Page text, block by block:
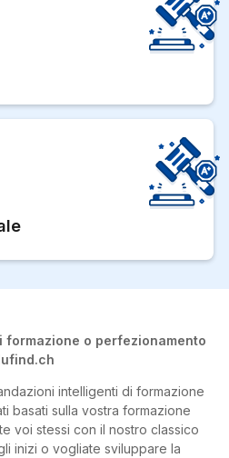
formazione o perfezionamento
intelligenti di formazione
basati sulla vostra formazione
voi stessi con il nostro classico
inizi o vogliate sviluppare la